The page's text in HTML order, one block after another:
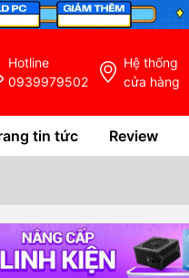
Hotline
0939979502
Hệ thống
cửa hàng
tin tức Review